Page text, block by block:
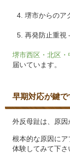
堺市からのア
再発防止重視
堺市西区・北区
届いています。
早期対応が鍵で
外反母趾は、原因
根本的な原因に
体験してみて下さ